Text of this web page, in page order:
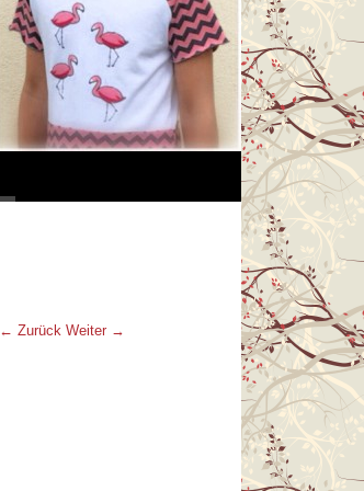
← Zurück Weiter →